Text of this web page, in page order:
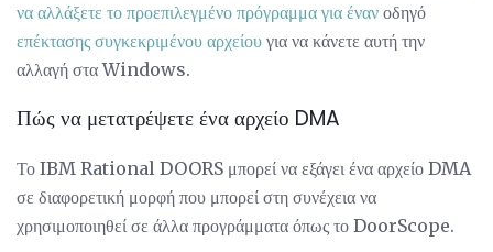
να αλλάξετε το προεπιλεγμένο πρόγραμμα για έναν οδηγό
επέκτασης συγκεκριμένου αρχείου για να κάνετε αυτή την
αλλαγή στα Windows.
Πώς να μετατρέψετε ένα αρχείο DMA
Το IBM Rational DOORS μπορεί να εξάγει ένα αρχείο DMA
σε διαφορετική μορφή που μπορεί στη συνέχεια να
χρησιμοποιηθεί σε άλλα προγράμματα όπως το DoorScope.